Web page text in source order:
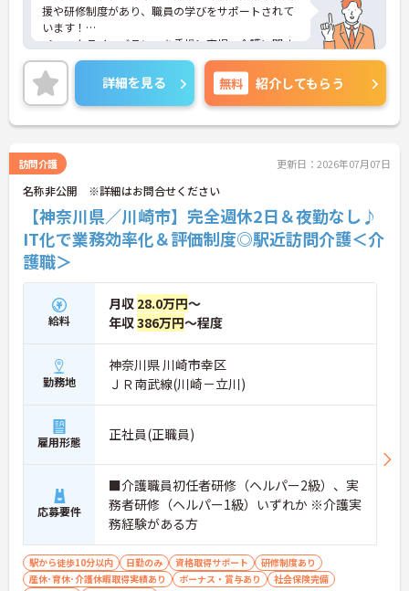
援や研修制度があり、職員の学びをサポートされて
います！
＜ワークライフバランスを重視＞育児・介護に関す
る制度や社宅制度、各種手当など、長く安心して働
きやすい環境が整っています。
＜寄り添ったケアの実施＞利用者さまに深く寄り添
ったサービスの提供を目指し、職員の専門性を高め
るような人材育成にも注力されています。
詳細をお話ししますのでお気軽にご相談ください！
詳細を見る 無料 紹介してもらう
訪問介護 更新日：2026年07月07日
名称非公開 ※詳細はお問合せください
【神奈川県／川崎市】完全週休2日＆夜勤なし♪
IT化で業務効率化＆評価制度◎駅近訪問介護＜介
護職＞
給料
月収 28.0万円～
年収386万円～程度
勤務地
神奈川県 川崎市幸区
ＪＲ南武線(川崎－立川)
雇用形態 正社員(正職員)
応募要件
■介護職員初任者研修（ヘルパー2級）、実
務者研修（ヘルパー1級）いずれか ※介護実
務経験がある方
駅から徒歩10分以内 日勤のみ 資格取得サポート
研修制度あり
産休･育休･介護休暇取得実績あり
ボーナス・賞与あり
社会保険完備